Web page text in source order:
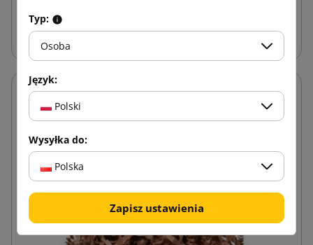
Arkusze z papierowego plastra miodu
Typ:
Osoba
Język:
Polski
Wysyłka do:
Polska
Zapisz ustawienia